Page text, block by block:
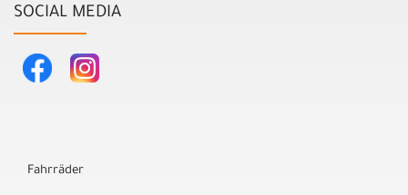
SOCIAL MEDIA
Fahrräder